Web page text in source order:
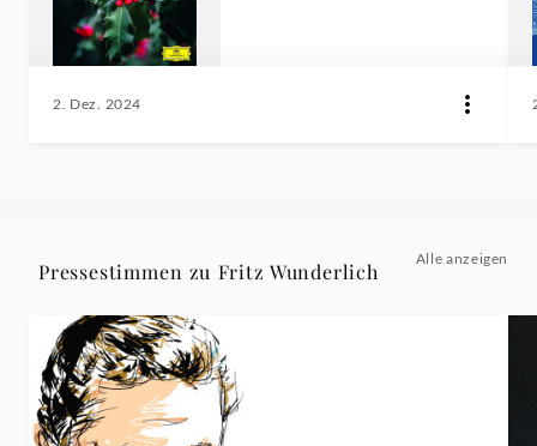
2. Dez. 2024
Pressestimmen zu Fritz Wunderlich
Alle anzeigen